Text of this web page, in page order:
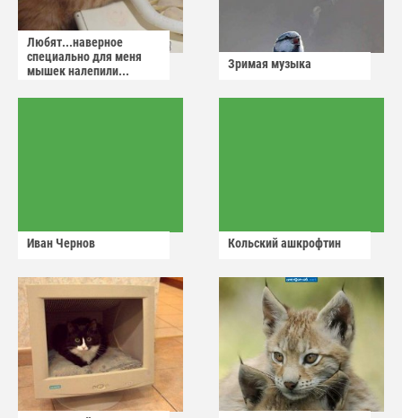
Любят...наверное
специально для меня
мышек налепили...
Зримая музыка
Иван Чернов Кольский ашкрофтин